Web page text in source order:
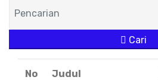
Cari
No Judul